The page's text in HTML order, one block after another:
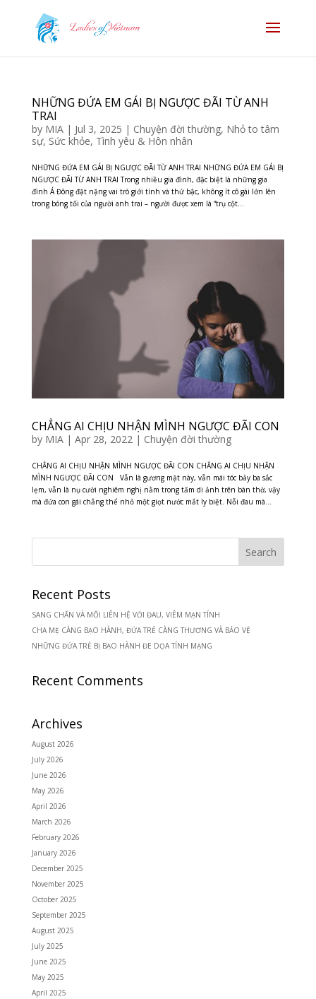
NHỮNG ĐỨA EM GÁI BỊ NGƯỢC ĐÃI TỪ ANH
TRAI
by MIA| Jul 3, 2025 | Chuyện đời thường, Nhỏ to tâm
sự, Sức khỏe, Tình yêu & Hôn nhân
NHỮNG ĐỨA EM GÁI BỊ NGƯỢC ĐÃI TỪ ANH TRAI NHỮNG ĐỨA EM GÁI BỊ
NGƯỢC ĐÃI TỪ ANH TRAI Trong nhiều gia đình, đặc biệt là những gia
đình Á Đông đặt nặng vai trò giới tính và thứ bậc, không ít cô gái lớn lên
trong bóng tối của người anh trai – người được xem là “trụ cột...
CHẲNG AI CHỊU NHẬN MÌNH NGƯỢC ĐÃI CON
by MIA| Apr 28, 2022| Chuyện đời thường
CHẲNG AI CHỊU NHẬN MÌNH NGƯỢC ĐÃI CON CHẲNG AI CHỊU NHẬN
MÌNH NGƯỢC ĐÃI CON Vẫn là gương mặt này, vẫn mái tóc bảy ba sắc
lẹm, vẫn là nụ cười nghiêm nghị nằm trong tấm di ảnh trên bàn thờ, vậy
mà đứa con gái chẳng thể nhỏ một giọt nước mắt ly biệt. Nỗi đau mà...
Recent Posts
SANG CHẤN VÀ MỐI LIÊN HỆ VỚI ĐAU, VIÊM MẠN TÍNH
CHA MẸ CÀNG BẠO HÀNH, ĐỨA TRẺ CÀNG THƯƠNG VÀ BẢO VỆ
NHỮNG ĐỨA TRẺ BỊ BẠO HÀNH ĐE DỌA TÍNH MẠNG
Recent Comments
Archives
August 2026
July 2026
June 2026
May 2026
April 2026
March 2026
February 2026
January 2026
December 2025
November 2025
October 2025
September 2025
August 2025
July 2025
June 2025
May 2025
April 2025